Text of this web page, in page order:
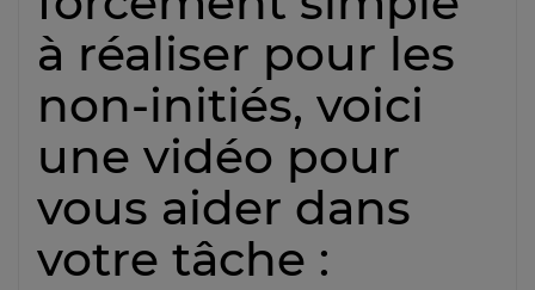
à réaliser pour les
non-initiés, voici
une vidéo pour
vous aider dans
votre tâche :